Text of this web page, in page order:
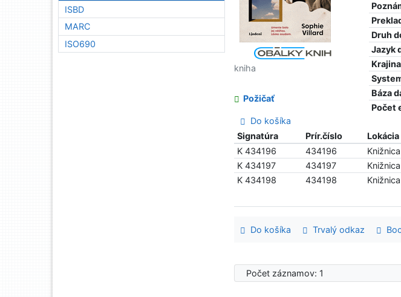
Druh
Jazyk
Krajina
Báza
Počet
kniha
Požičať
Do košíka
Signatúra
Prír.číslo Lokácia
K 434196
434196
K 434197
434197
K 434198
434198
Do košíka Trvalý odkaz
Počet záznamov: 1
ISBD
MARC
ISO690